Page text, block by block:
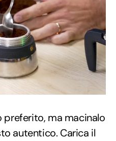
preferito, ma macinalo
autentico. Carica il